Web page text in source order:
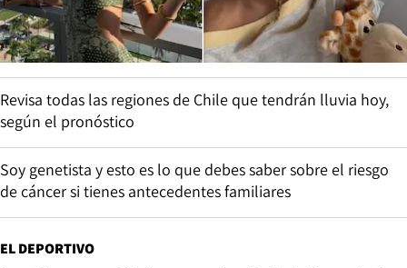
Revisa todas las regiones de Chile que tendrán lluvia hoy,
según el pronóstico
Soy genetista y esto es lo que debes saber sobre el riesgo
de cáncer si tienes antecedentes familiares
EL DEPORTIVO